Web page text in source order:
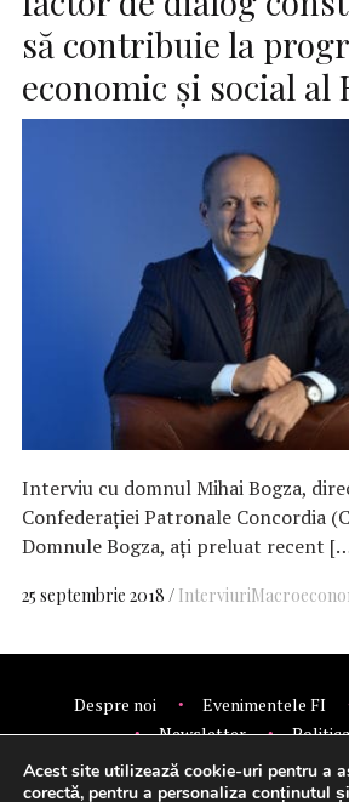
să contribuie la
economic și social al
Interviu cu domnul Mihai Bogza,
Confederației Patronale Concordia
Domnule Bogza, ați preluat recent
25 septembrie 2018 Interviuri
Despre noi Evenimentele FI
Newsletter
Politica de confidentialitate
© 2026 Financial
Acest site utilizează cookie-uri pentru a
corectă, pentru a personaliza conținutul